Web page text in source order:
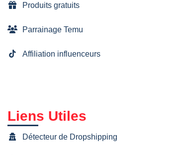
Produits gratuits
Parrainage Temu
Affiliation influenceurs
Liens Utiles
Détecteur de Dropshipping